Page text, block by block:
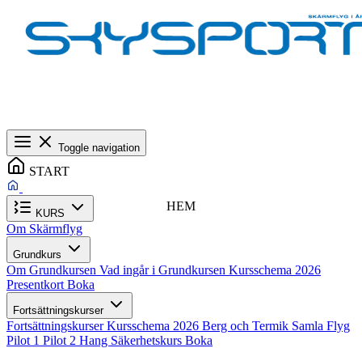
Toggle navigation
START
HEM
KURS
Om Skärmflyg
Grundkurs
Om Grundkursen Vad ingår i Grundkursen Kursschema 2026
Presentkort Boka
Fortsättningskurser
FortsättningskurserKursschema 2026 Berg och Termik Samla Flyg
Pilot 1 Pilot 2 Hang Säkerhetskurs Boka